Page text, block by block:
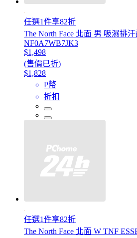
任選1件享82折
The North Face 北面 男 吸濕排
NF0A7WB7JK3
$1,498
(售價已折)
$1,828
P幣
折扣
任選1件享82折
The North Face 北面 W TNF